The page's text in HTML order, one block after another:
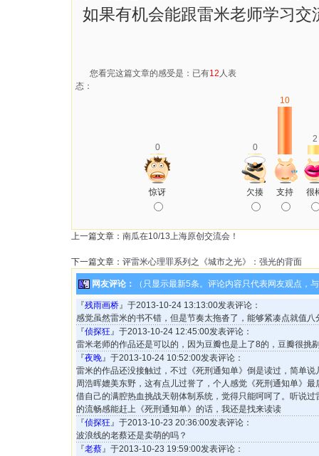
如果有机会能跟雷米老师学习
您看完这篇文章的感受是：已有12 人表
态：
0 0
10
2
惊讶 欠揍 支持 很
上一篇文章： 南瓜在10/13上海原创交流会！
下一篇文章： 评雷米心理罪系列之《城市之光》：强光的背面
网友评论： （只显示最新5条。评论内容只代表网友观点，
『残雨画桥』于2013-10-24 13:13:00发表评论：
感觉虽然雷米的书不错，但是节奏太拖沓了，能够紧凑点就值
『侦探狂』于2013-10-24 12:45:00发表评论：
雷米老师的作品还是可以的，因为豆瓣也是上了8的，豆瓣很挑
『夜晚』于2013-10-24 10:52:00发表评论：
雷米的作品还没接触过，不过《死刑通知单》倒是读过，简单
周浩晖媲美东野，这有点儿过誉了，个人感觉《死刑通知单》
借自己的满腔热血挑战天朝体制系统，觉得只能呵呵了。听说
的流畅感能赶上《死刑通知单》的话，我还是找来读读
『侦探狂』于2013-10-23 20:36:00发表评论：
波浪线的老蔡还是卖萌的吗？
『老蔡』于2013-10-23 19:59:00发表评论：